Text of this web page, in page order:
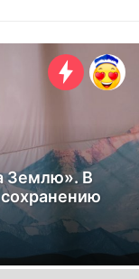
Землю». В